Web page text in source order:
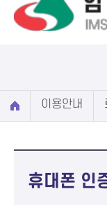
이용안내
휴대폰 인